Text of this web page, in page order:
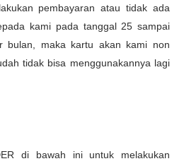
pembayaran atau tidak ada
kami pada tanggal 25 sampai
bulan, maka kartu akan kami non
tidak bisa menggunakannya lagi
di bawah ini untuk melakukan